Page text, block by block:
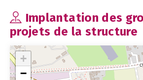
Implantation des
projets de la structure
+
−